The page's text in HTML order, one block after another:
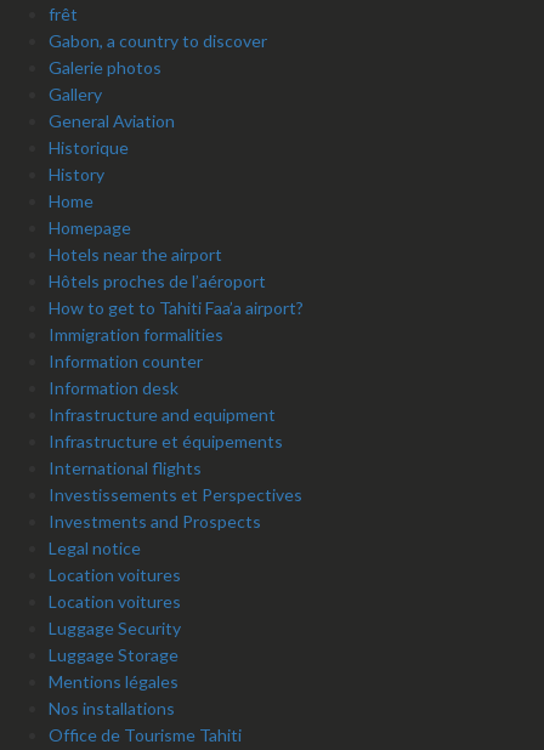
frêt
Gabon, a country to discover
Galerie photos
Gallery
General Aviation
Historique
History
Home
Homepage
Hotels near the airport
Hôtels proches de l’aéroport
How to get to Tahiti Faa’a airport?
Immigration formalities
Information counter
Information desk
Infrastructure and equipment
Infrastructure et équipements
International flights
Investissements et Perspectives
Investments and Prospects
Legal notice
Location voitures
Location voitures
Luggage Security
Luggage Storage
Mentions légales
Nos installations
Office de Tourisme Tahiti